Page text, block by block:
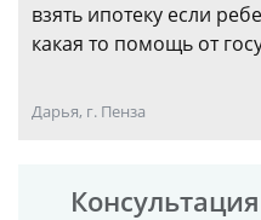
взять ипотеку если
какая то помощь от
Дарья, г. Пенза